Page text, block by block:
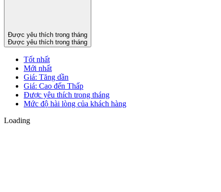
Được yêu thích trong tháng
Được yêu thích trong tháng
Tốt nhất
Mới nhất
Giá: Tăng dần
Giá: Cao đến Thấp
Được yêu thích trong tháng
Mức độ hài lòng của khách hàng
Loading